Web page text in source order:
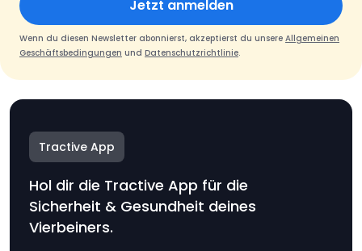
Jetzt anmelden
Wenn du diesen Newsletter abonnierst, akzeptierst du unsere Allgemeinen
Geschäftsbedingungen und Datenschutzrichtlinie.
Tractive App
Hol dir die Tractive App für die
Sicherheit & Gesundheit deines
Vierbeiners.